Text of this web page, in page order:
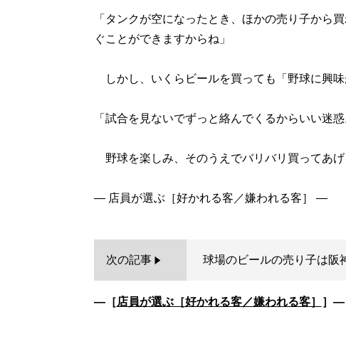
「タンクが空になったとき、ほかの売り子から
ぐことができますからね」
しかし、いくらビールを買っても「野球に興味
「試合を見ないでずっと絡んでくるからいい迷
野球を楽しみ、そのうえでバリバリ買ってあ
― 店員が選ぶ［好かれる客／嫌われる客］ ―
次の記事 球場のビールの売り子は阪
―［店員が選ぶ［好かれる客／嫌われる客］ ］―